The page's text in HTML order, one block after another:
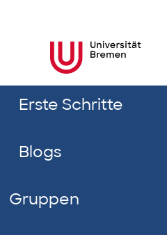
Erste Schritte
Blogs
Gruppen